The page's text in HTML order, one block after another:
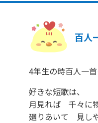
百人
4年生の時百人一
好きな短歌は、
月見れば　千々に
廻りあいて　見し